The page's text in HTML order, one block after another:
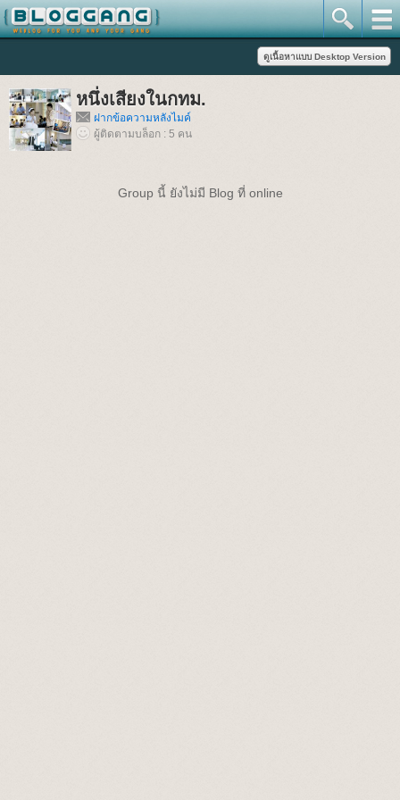
หนึ่งเสียงในกทม.
ฝากข้อความหลังไมค์
ผู้ติดตามบล็อก : 5 คน
Group นี้ ยังไม่มี Blog ที่ online